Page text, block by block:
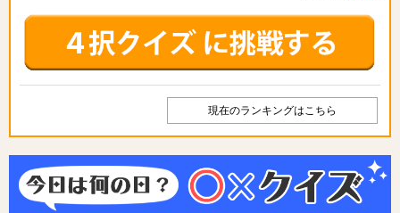
現在のランキングはこちら